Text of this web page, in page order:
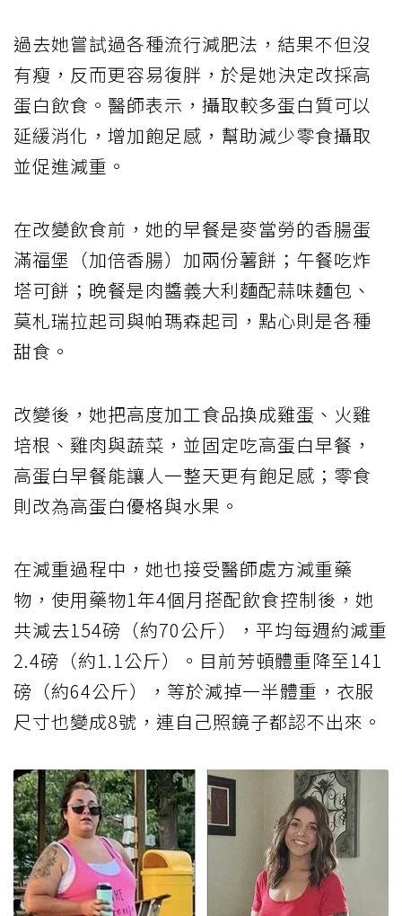
過去她嘗試過各種流行減肥法，結果不但沒
有瘦，反而更容易復胖，於是她決定改採高
蛋白飲食。醫師表示，攝取較多蛋白質可以
延緩消化，增加飽足感，幫助減少零食攝取
並促進減重。
在改變飲食前，她的早餐是麥當勞的香腸蛋
滿福堡（加倍香腸）加兩份薯餅；午餐吃炸
塔可餅；晚餐是肉醬義大利麵配蒜味麵包、
莫札瑞拉起司與帕瑪森起司，點心則是各種
甜食。
改變後，她把高度加工食品換成雞蛋、火雞
培根、雞肉與蔬菜，並固定吃高蛋白早餐，
高蛋白早餐能讓人一整天更有飽足感；零食
則改為高蛋白優格與水果。
在減重過程中，她也接受醫師處方減重藥
物，使用藥物1年4個月搭配飲食控制後，她
共減去154磅（約70公斤），平均每週約減重
2.4磅（約1.1公斤）。目前芳頓體重降至141
磅（約64公斤），等於減掉一半體重，衣服
尺寸也變成8號，連自己照鏡子都認不出來。